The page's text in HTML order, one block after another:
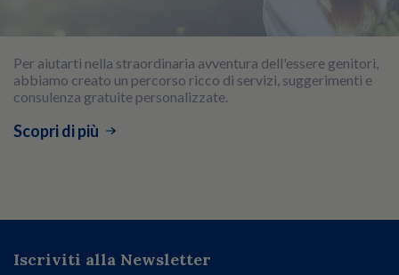
Per aiutarti nella straordinaria avventura dell'essere genitori,
abbiamo creato un percorso ricco di servizi, suggerimenti e
consulenza gratuite personalizzate.
Scopri di più
Iscriviti alla Newsletter